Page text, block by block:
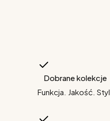
Dobrane kolekcje
Funkcja. Jakość. Styl.